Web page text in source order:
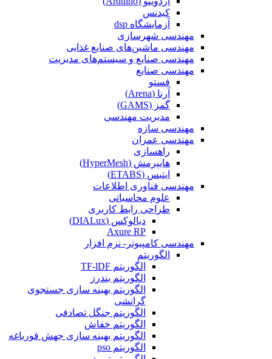
کیدنس
آزمایشگاه dsp
مهندسی شهرسازی
مهندسی ماشین‌های صنایع غذایی
مهندسی صنایع و سیستم‌های مدیریت
مهندسی صنایع
فستو
آرنا (Arena)
گمز (GAMS)
مدیریت مهندسی
مهندسی سازه
مهندسی عمران‌
راهسازی
هایپرمش (HyperMesh)
ایتبس (ETABS)
مهندسی فناوری اطلاعات
علوم محاسباتی
طراحی رابط کاربری
دیالوکس (DIALux)
Axure RP
مهندسی کامپیوتر- نرم افزار
الگوریتم
الگوریتم TF-lDF
الگوریتم بندرز
الگوریتم بهینه سازی جستجوی
گرانشی
الگوریتم جنگل تصادفی
الگوریتم خفاش
الگوریتم بهینه سازی جهش قورباغه
الگوریتم pso